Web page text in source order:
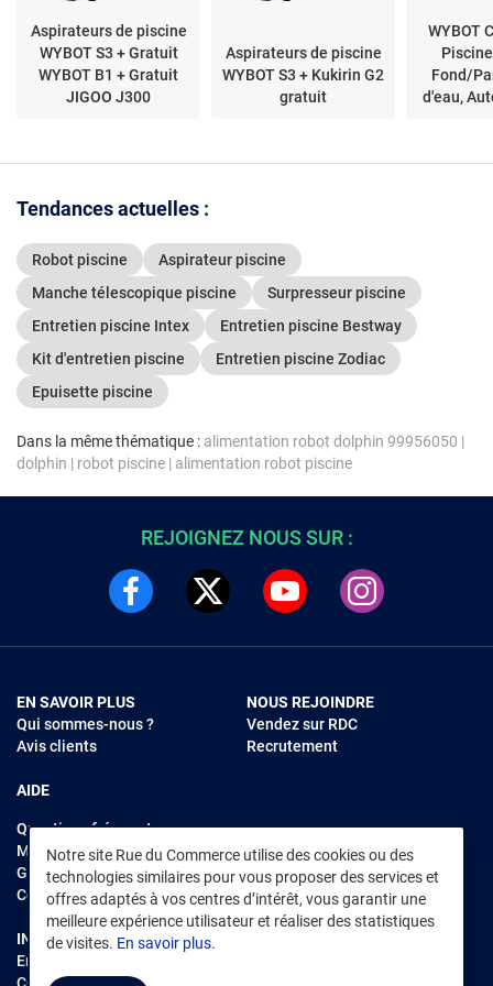
Aspirateurs de piscine
WYBOT S3 + Gratuit
WYBOT B1 + Gratuit
JIGOO J300
Aspirateurs de piscine
WYBOT S3 + Kukirin G2
gratuit
WYBOT
Fond/
d'eau,
Tendances actuelles :
Robot piscine
Aspirateur piscine
Manche télescopique piscine
Surpresseur piscine
Entretien piscine Intex
Entretien piscine Bestway
Kit d'entretien piscine
Entretien piscine Zodiac
Epuisette piscine
Dans la même thématique : alimentation robot dolphin 99956050 |
dolphin | robot piscine | alimentation robot piscine
Notre site Rue du Commerce utilise des cookies ou des
technologies similaires pour vous proposer des services et
offres adaptés à vos centres d’intérêt, vous garantir une
meilleure expérience utilisateur et réaliser des statistiques
de visites. En savoir plus.
REJOIGNEZ NOUS SUR :
EN SAVOIR PLUS
Qui sommes-nous ?
Avis clients
AIDE
Questions fréquentes
Modes de règlements
Garantie et retours
Contacter Rue du Commerce
NOUS REJOINDRE
Vendez sur RDC
Recrutement
INFORMATIONS LÉGALES
Environnement